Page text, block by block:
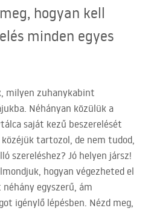
hogyan kell
minden egyes
milyen zuhanykabint
Néhányan közülük a
saját kezű beszerelését
tartozol, de nem tudod,
szereléshez? Jó helyen jársz!
hogyan végezheted el
egyszerű, ám
igénylő lépésben. Nézd meg,